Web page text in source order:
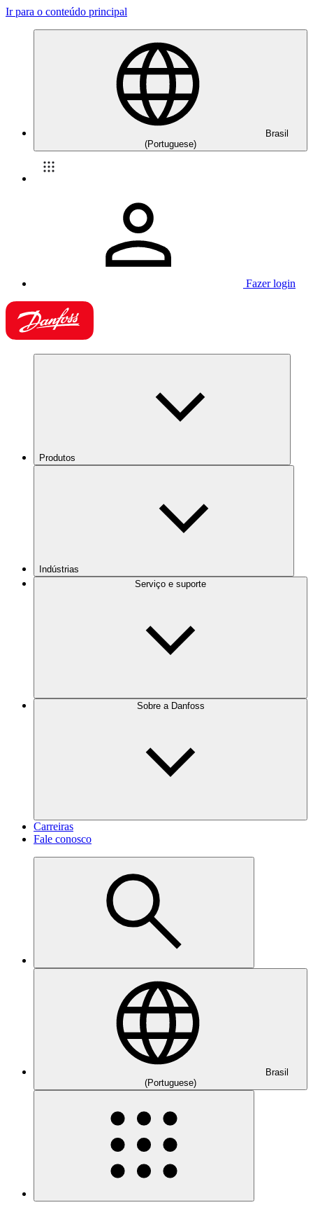
Ir para o conteúdo principal
Brasil
(Portuguese)
Fazer login
Produtos
Indústrias
Serviço e suporte
Sobre a Danfoss
Carreiras
Fale conosco
Brasil
(Portuguese)